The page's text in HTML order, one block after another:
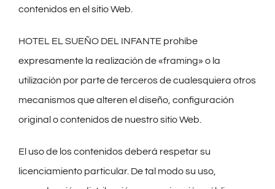
contenidos en el sitio Web.
HOTEL EL SUEÑO DEL INFANTE prohíbe
expresamente la realización de «framing» o la
utilización por parte de terceros de cualesquiera otros
mecanismos que alteren el diseño, configuración
original o contenidos de nuestro sitio Web.
El uso de los contenidos deberá respetar su
licenciamiento particular. De tal modo su uso,